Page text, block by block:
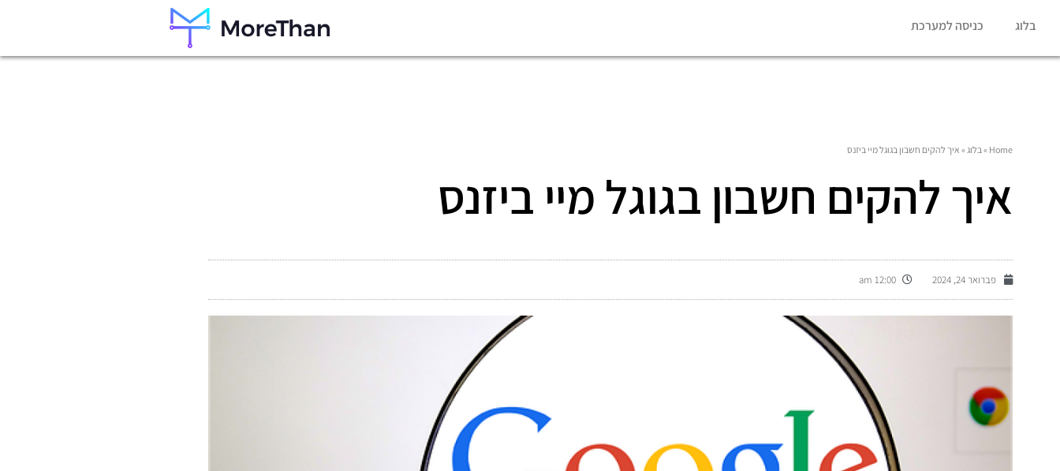
בלוג כניסה למערכת
Home
» בלוג » איך להקים חשבון בגוגל מיי ביזנס
איך להקים חשבון בגוגל מיי ביזנס
פברואר 24, 2024 12:00 am